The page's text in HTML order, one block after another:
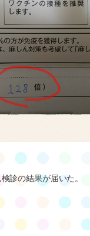
診の結果が届いた。